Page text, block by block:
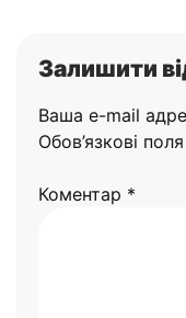
Залишити
Ваша e-mail
Обов’язкові
Коментар *